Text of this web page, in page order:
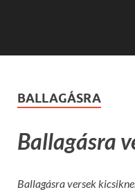
BALLAGÁSRA
Ballagásra
Ballagásra versek